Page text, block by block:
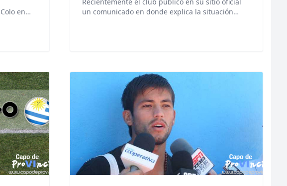
en…
un comunicado en donde explica la situación…